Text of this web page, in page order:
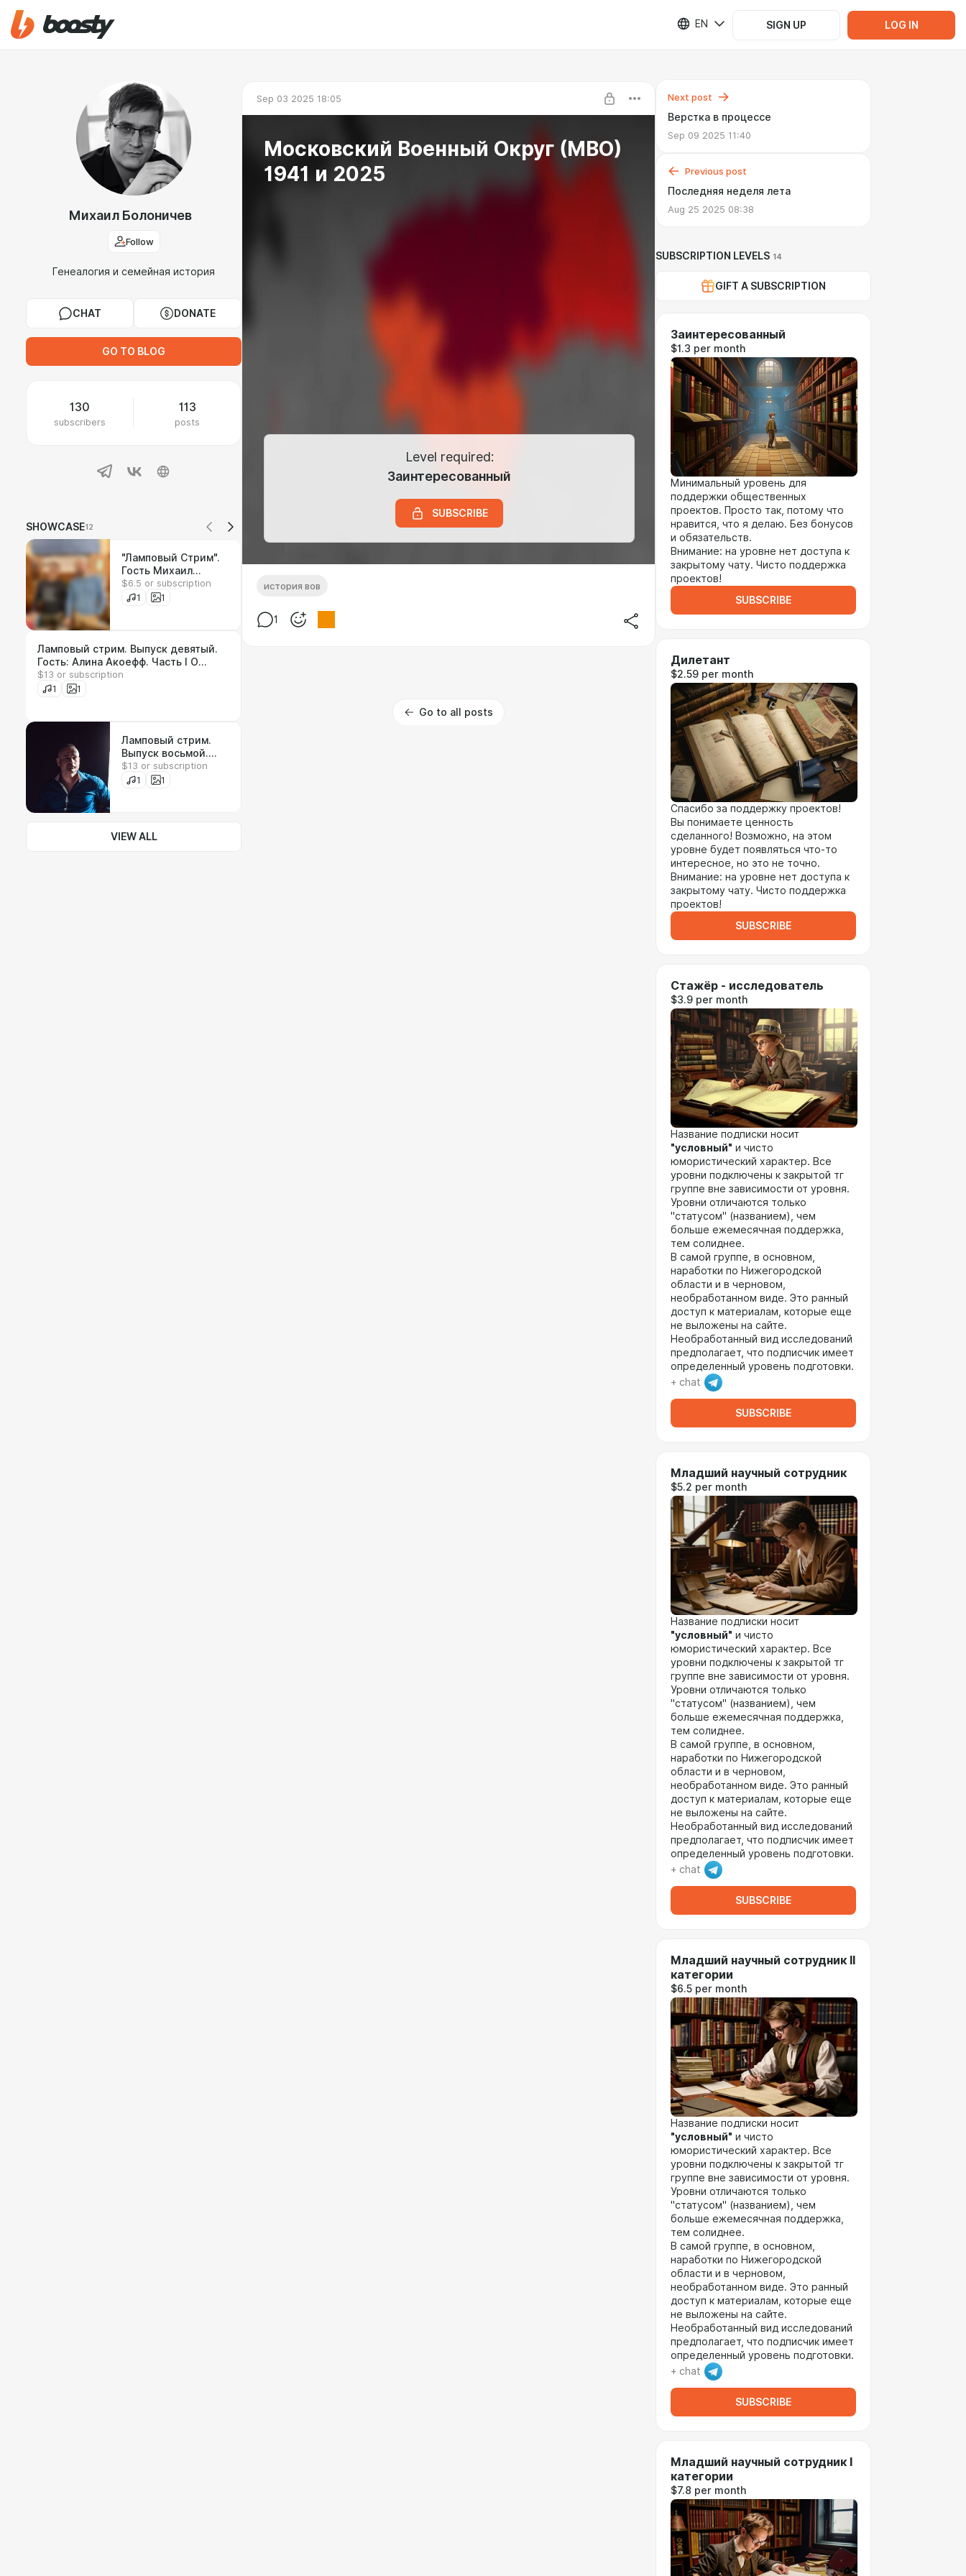
EN SIGN UP LOG IN
Михаил Болоничев
Follow
Генеалогия и семейная история
CHAT DONATE
GO TO BLOG
130
subscribers
113
posts
SHOWCASE12
"Ламповый Стрим".
Гость Михаил
Шевелёв
$6.5 or subscription
1
1
Ламповый стрим. Выпуск девятый.
Гость: Алина Акоефф. Часть I О
Войне.
$13 or subscription
1
1
Ламповый стрим.
Выпуск восьмой.
Гость: Виталий
Семёнов
$13 or subscription
1
1
VIEW ALL
Sep 03 2025 18:05
Московский Военный Округ (МВО)
1941 и 2025
Level required:
Заинтересованный
SUBSCRIBE
история вов
1
Go to all posts
Next post
Верстка в процессе
Sep 09 2025 11:40
Previous post
Последняя неделя лета
Aug 25 2025 08:38
SUBSCRIPTION LEVELS 14
GIFT A SUBSCRIPTION
Заинтересованный
$1.3 per month
Минимальный уровень для
поддержки общественных
проектов. Просто так, потому что
нравится, что я делаю. Без бонусов
и обязательств.
Внимание: на уровне нет доступа к
закрытому чату. Чисто поддержка
проектов!
SUBSCRIBE
Дилетант
$2.59 per month
Спасибо за поддержку проектов!
Вы понимаете ценность
сделанного! Возможно, на этом
уровне будет появляться что-то
интересное, но это не точно.
Внимание: на уровне нет доступа к
закрытому чату. Чисто поддержка
проектов!
SUBSCRIBE
Стажёр - исследователь
$3.9 per month
Название подписки носит
"условный" и чисто
юмористический характер. Все
уровни подключены к закрытой тг
группе вне зависимости от уровня.
Уровни отличаются только
"статусом" (названием), чем
больше ежемесячная поддержка,
тем солиднее.
В самой группе, в основном,
наработки по Нижегородской
области и в черновом,
необработанном виде. Это ранный
доступ к материалам, которые еще
не выложены на сайте.
Необработанный вид исследований
предполагает, что подписчик имеет
определенный уровень подготовки.
+ chat
SUBSCRIBE
Младший научный сотрудник
$5.2 per month
Название подписки носит
"условный" и чисто
юмористический характер. Все
уровни подключены к закрытой тг
группе вне зависимости от уровня.
Уровни отличаются только
"статусом" (названием), чем
больше ежемесячная поддержка,
тем солиднее.
В самой группе, в основном,
наработки по Нижегородской
области и в черновом,
необработанном виде. Это ранный
доступ к материалам, которые еще
не выложены на сайте.
Необработанный вид исследований
предполагает, что подписчик имеет
определенный уровень подготовки.
+ chat
SUBSCRIBE
Младший научный сотрудник II
категории
$6.5 per month
Название подписки носит
"условный" и чисто
юмористический характер. Все
уровни подключены к закрытой тг
группе вне зависимости от уровня.
Уровни отличаются только
"статусом" (названием), чем
больше ежемесячная поддержка,
тем солиднее.
В самой группе, в основном,
наработки по Нижегородской
области и в черновом,
необработанном виде. Это ранный
доступ к материалам, которые еще
не выложены на сайте.
Необработанный вид исследований
предполагает, что подписчик имеет
определенный уровень подготовки.
+ chat
SUBSCRIBE
Младший научный сотрудник I
категории
$7.8 per month